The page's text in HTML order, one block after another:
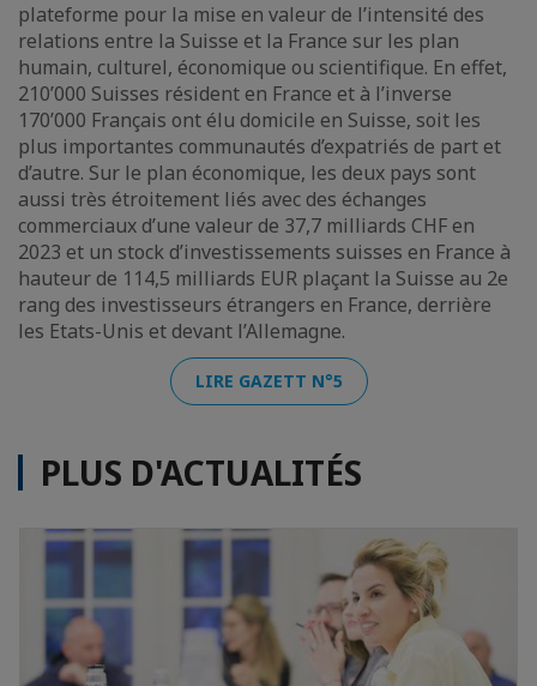
plateforme pour la mise en valeur de l’intensité des
relations entre la Suisse et la France sur les plan
humain, culturel, économique ou scientifique. En effet,
210’000 Suisses résident en France et à l’inverse
170’000 Français ont élu domicile en Suisse, soit les
plus importantes communautés d’expatriés de part et
d’autre. Sur le plan économique, les deux pays sont
aussi très étroitement liés avec des échanges
commerciaux d’une valeur de 37,7 milliards CHF en
2023 et un stock d’investissements suisses en France à
hauteur de 114,5 milliards EUR plaçant la Suisse au 2e
rang des investisseurs étrangers en France, derrière
les Etats-Unis et devant l’Allemagne.
LIRE GAZETT N°5
PLUS D'ACTUALITÉS